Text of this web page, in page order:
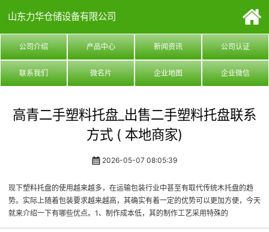
山东力华仓储设备有限公司
公司介绍 产品中心 新闻资讯 公司认证
联系我们 微名片 企业地图 企业微信
高青二手塑料托盘_出售二手塑料托盘联系
方式 ( 本地商家)
2026-05-07 08:05:39
现下塑料托盘的使用越来越多，在运输包装行业中甚至有取代传统木托盘的趋
势。实际上随着包装要求越来越高，其确实有着一定的优势可以更加方便，今天
就来介绍一下有哪些优点。1、制作成本低，其的制作工艺采用特殊的